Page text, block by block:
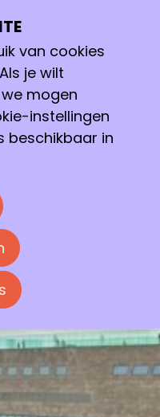
De Stag
Chemistry
Groningen
van cookies
je wilt
mogen
instellingen
beschikbaar in